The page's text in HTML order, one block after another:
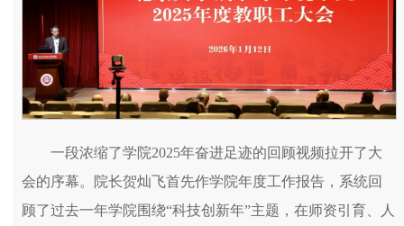
一段浓缩了学院2025年奋进足迹的回顾视频拉开了大
会的序幕。院长贺灿飞首先作学院年度工作报告，系统回
顾了过去一年学院围绕“科技创新年”主题，在师资引育、人